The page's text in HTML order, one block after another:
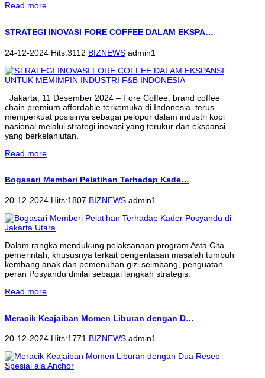
Read more
STRATEGI INOVASI FORE COFFEE DALAM EKSPA…
24-12-2024 Hits:3112 BIZNEWS admin1
Jakarta, 11 Desember 2024 – Fore Coffee, brand coffee
chain premium affordable terkemuka di Indonesia, terus
memperkuat posisinya sebagai pelopor dalam industri kopi
nasional melalui strategi inovasi yang terukur dan ekspansi
yang berkelanjutan.
Read more
Bogasari Memberi Pelatihan Terhadap Kade…
20-12-2024 Hits:1807 BIZNEWS admin1
Dalam rangka mendukung pelaksanaan program Asta Cita
pemerintah, khususnya terkait pengentasan masalah tumbuh
kembang anak dan pemenuhan gizi seimbang, penguatan
peran Posyandu dinilai sebagai langkah strategis.
Read more
Meracik Keajaiban Momen Liburan dengan D…
20-12-2024 Hits:1771 BIZNEWS admin1